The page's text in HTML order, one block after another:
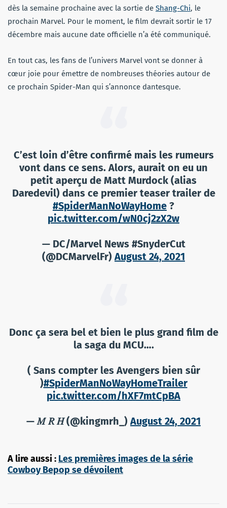
dès la semaine prochaine avec la sortie de Shang-Chi, le
prochain Marvel. Pour le moment, le film devrait sortir le 17
décembre mais aucune date officielle n’a été communiqué.
En tout cas, les fans de l’univers Marvel vont se donner à
cœur joie pour émettre de nombreuses théories autour de
ce prochain Spider-Man qui s’annonce dantesque.
C’est loin d’être confirmé mais les rumeurs
vont dans ce sens. Alors, aurait on eu un
petit aperçu de Matt Murdock (alias
Daredevil) dans ce premier teaser trailer de
#SpiderManNoWayHome ?
pic.twitter.com/wN0cj2zX2w
— DC/Marvel News #SnyderCut
(@DCMarvelFr) August 24, 2021
Donc ça sera bel et bien le plus grand film de
la saga du MCU….
( Sans compter les Avengers bien sûr
)#SpiderManNoWayHomeTrailer
pic.twitter.com/hXF7mtCpBA
— 𝑀 𝑅 𝐻 (@kingmrh_) August 24, 2021
A lire aussi : Les premières images de la série
Cowboy Bepop se dévoilent